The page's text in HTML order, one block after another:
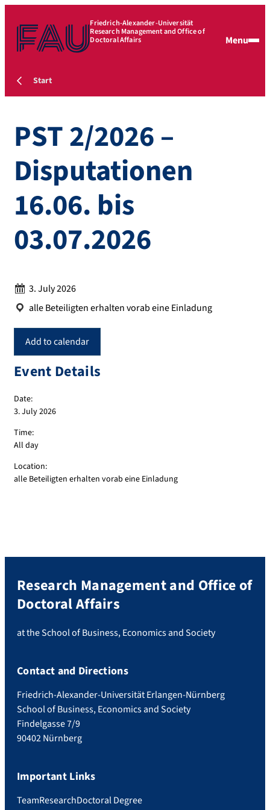
Friedrich-Alexander-Universität
Research Management and Office of
Doctoral Affairs Menu
Start
PST 2/2026 –
Disputationen
16.06. bis
03.07.2026
Date:
3. July 2026
Location:
alle Beteiligten erhalten vorab eine Einladung
Add to calendar
Event Details
Date:
3. July 2026
Time:
All day
Location:
alle Beteiligten erhalten vorab eine Einladung
Research Management and Office of
Doctoral Affairs
at the School of Business, Economics and Society
Contact and Directions
Friedrich-Alexander-Universität Erlangen-Nürnberg
School of Business, Economics and Society
Findelgasse 7/9
90402 Nürnberg
Important Links
TeamResearchDoctoral Degree